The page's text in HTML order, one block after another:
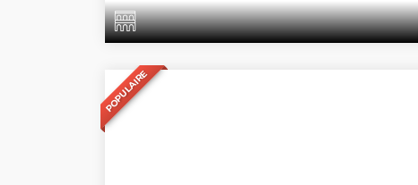
POPULAIRE